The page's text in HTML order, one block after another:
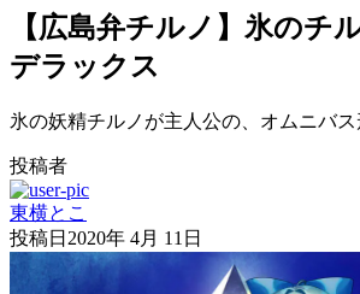
【広島弁チルノ】氷のチ
デラックス
氷の妖精チルノが主人公の、オムニバス
投稿者
東横とこ
投稿日 2020年 4月 11日